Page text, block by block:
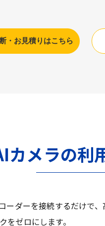
・お見積りはこちら
カメラの利
ダーを接続するだけで
をゼロにします。